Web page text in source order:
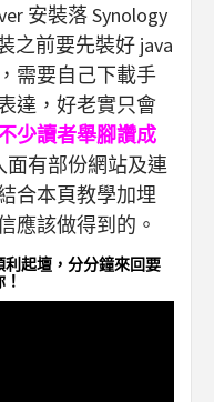
安裝落 Synology
之前要先裝好 java
需要自己下載手
達，好老實只會
少讀者舉腳讚成
面有部份網站及連
合本頁教學加埋
應該做得到的。
起壇，分分鐘來回要